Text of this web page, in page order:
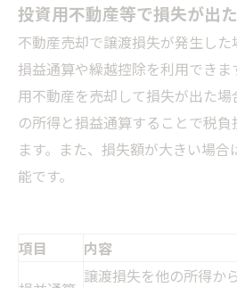
投資用不動産等で損失が出
不動産売却で譲渡損失が発生し
損益通算や繰越控除を利用できま
用不動産を売却して損失が出た
の所得と損益通算することで税
ます。また、損失額が大きい場
能です。
項目
内容
譲渡損失を他の所得か